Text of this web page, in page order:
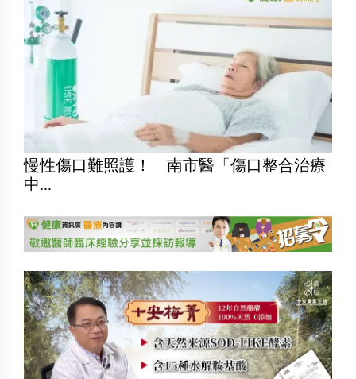
慢性傷口難照護！ 南市醫「傷口整合治療
中...